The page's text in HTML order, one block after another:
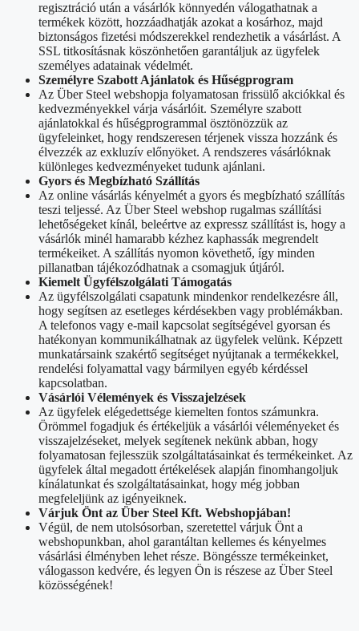
regisztráció után a vásárlók könnyedén válogathatnak a
termékek között, hozzáadhatják azokat a kosárhoz, majd
biztonságos fizetési módszerekkel rendezhetik a vásárlást. A
SSL titkosításnak köszönhetően garantáljuk az ügyfelek
személyes adatainak védelmét.
Személyre Szabott Ajánlatok és Hűségprogram
Az Über Steel webshopja folyamatosan frissülő akciókkal és
kedvezményekkel várja vásárlóit. Személyre szabott
ajánlatokkal és hűségprogrammal ösztönözzük az
ügyfeleinket, hogy rendszeresen térjenek vissza hozzánk és
élvezzék az exkluzív előnyöket. A rendszeres vásárlóknak
különleges kedvezményeket tudunk ajánlani.
Gyors és Megbízható Szállítás
Az online vásárlás kényelmét a gyors és megbízható szállítás
teszi teljessé. Az Über Steel webshop rugalmas szállítási
lehetőségeket kínál, beleértve az expressz szállítást is, hogy a
vásárlók minél hamarabb kézhez kaphassák megrendelt
termékeiket. A szállítás nyomon követhető, így minden
pillanatban tájékozódhatnak a csomagjuk útjáról.
Kiemelt Ügyfélszolgálati Támogatás
Az ügyfélszolgálati csapatunk mindenkor rendelkezésre áll,
hogy segítsen az esetleges kérdésekben vagy problémákban.
A telefonos vagy e-mail kapcsolat segítségével gyorsan és
hatékonyan kommunikálhatnak az ügyfelek velünk. Képzett
munkatársaink szakértő segítséget nyújtanak a termékekkel,
rendelési folyamattal vagy bármilyen egyéb kérdéssel
kapcsolatban.
Vásárlói Vélemények és Visszajelzések
Az ügyfelek elégedettsége kiemelten fontos számunkra.
Örömmel fogadjuk és értékeljük a vásárlói véleményeket és
visszajelzéseket, melyek segítenek nekünk abban, hogy
folyamatosan fejlesszük szolgáltatásainkat és termékeinket. Az
ügyfelek által megadott értékelések alapján finomhangoljuk
kínálatunkat és szolgáltatásainkat, hogy még jobban
megfeleljünk az igényeiknek.
Várjuk Önt az Über Steel Kft. Webshopjában!
Végül, de nem utolsósorban, szeretettel várjuk Önt a
webshopunkban, ahol garantáltan kellemes és kényelmes
vásárlási élményben lehet része. Böngéssze termékeinket,
válogasson kedvére, és legyen Ön is részese az Über Steel
közösségének!